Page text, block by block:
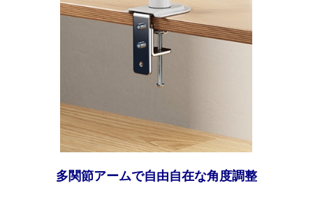
多関節アームで自由自在な角度調整